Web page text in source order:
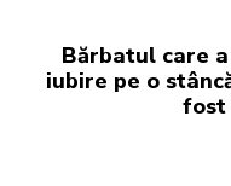
Bărbatul care
iubire pe o
fost